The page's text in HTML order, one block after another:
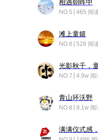
相遇朝晖中
NO.5 465 阅
滩上童嬉
NO.6 528 阅
光影秋千，
NO.7 4.9w 阅
青山环沃野
NO.8 9.1w 阅